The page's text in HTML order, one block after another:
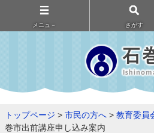
メニュ－ さがす
トップページ > 市民の方へ > 教育委員
巻市出前講座申し込み案内